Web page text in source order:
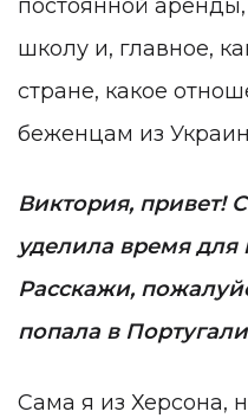
постоянной
школу и, главное,
стране, какое
беженцам из
Виктория, привет!
уделила время
Расскажи,
попала в
Сама я из Херсона,